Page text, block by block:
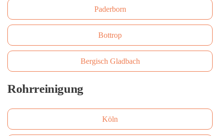
Paderborn
Bottrop
Bergisch Gladbach
Rohrreinigung
Köln